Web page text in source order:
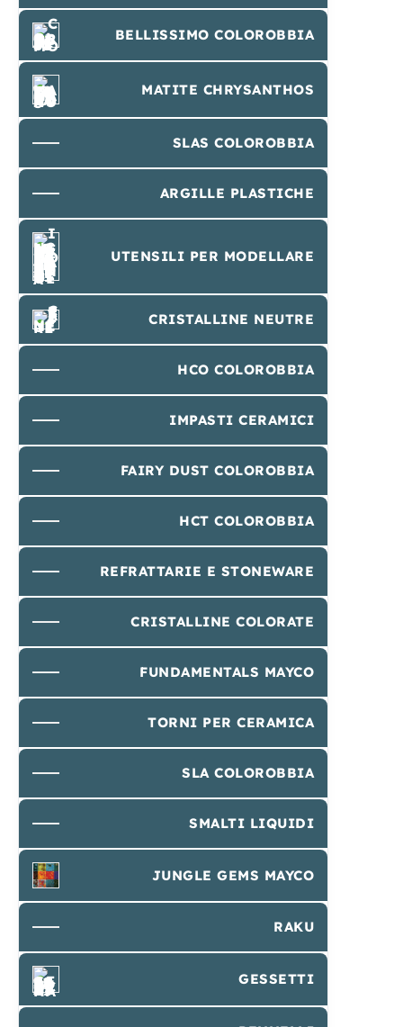
BELLISSIMO COLOROBBIA
MATITE CHRYSANTHOS
SLAS COLOROBBIA
ARGILLE PLASTICHE
UTENSILI PER MODELLARE
CRISTALLINE NEUTRE
HCO COLOROBBIA
IMPASTI CERAMICI
FAIRY DUST COLOROBBIA
HCT COLOROBBIA
REFRATTARIE E STONEWARE
CRISTALLINE COLORATE
FUNDAMENTALS MAYCO
TORNI PER CERAMICA
SLA COLOROBBIA
SMALTI LIQUIDI
JUNGLE GEMS MAYCO
RAKU
GESSETTI